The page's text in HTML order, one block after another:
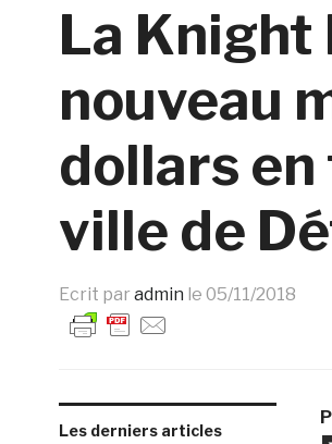
La Knight
nouveau
dollars en
ville de
Ecrit par admin le 05/11/2018
Les derniers articles